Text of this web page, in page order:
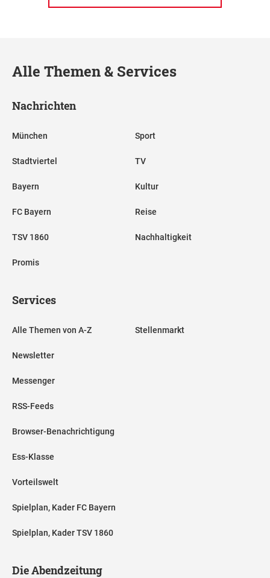
Alle Themen & Services
Nachrichten
München
Stadtviertel
Bayern
FC Bayern
TSV 1860
Promis
Sport
TV
Kultur
Reise
Nachhaltigkeit
Services
Alle Themen von A-Z
Newsletter
Messenger
RSS-Feeds
Browser-Benachrichtigung
Ess-Klasse
Vorteilswelt
Spielplan, Kader FC Bayern
Spielplan, Kader TSV 1860
Stellenmarkt
Die Abendzeitung